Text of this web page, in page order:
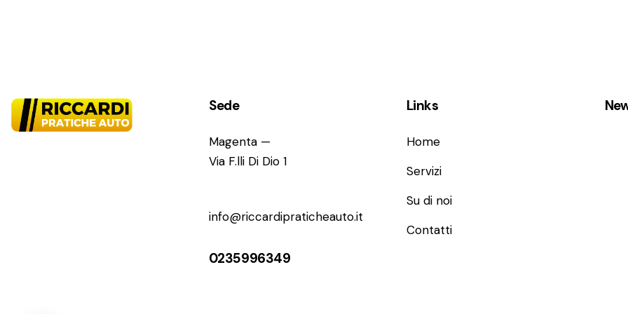
Sede
Magenta —
Via F.lli Di Dio 1
info@riccardipraticheauto.it
0235996349
Links
Home
Servizi
Su di noi
Contatti